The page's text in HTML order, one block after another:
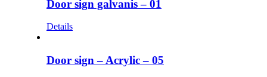
Door sign galvanis – 01
Details
Door sign – Acrylic – 05